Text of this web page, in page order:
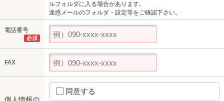
ルフォルダに入る場合があります。
迷惑メールのフォルダ・設定等をご確認下さい。
電話番号
必須
FAX
同意する